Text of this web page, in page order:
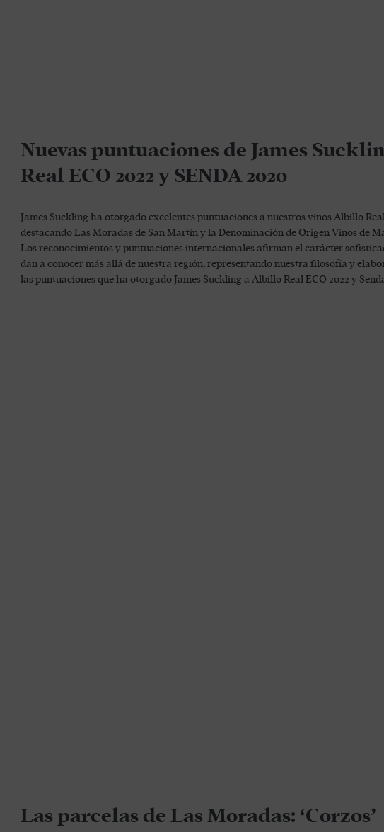
Nuevas puntuaciones de James
Real ECO 2022 y SENDA 2020
James Suckling ha otorgado excelentes puntuaciones a nuestros vinos Albillo
destacando Las Moradas de San Martín y la Denominación de Origen Vinos de
Los reconocimientos y puntuaciones internacionales afirman el carácter
dan a conocer más allá de nuestra región, representando nuestra filosofía y
las puntuaciones que ha otorgado James Suckling a Albillo Real ECO 2022 y
Las parcelas de Las Moradas: ‘Corzos’